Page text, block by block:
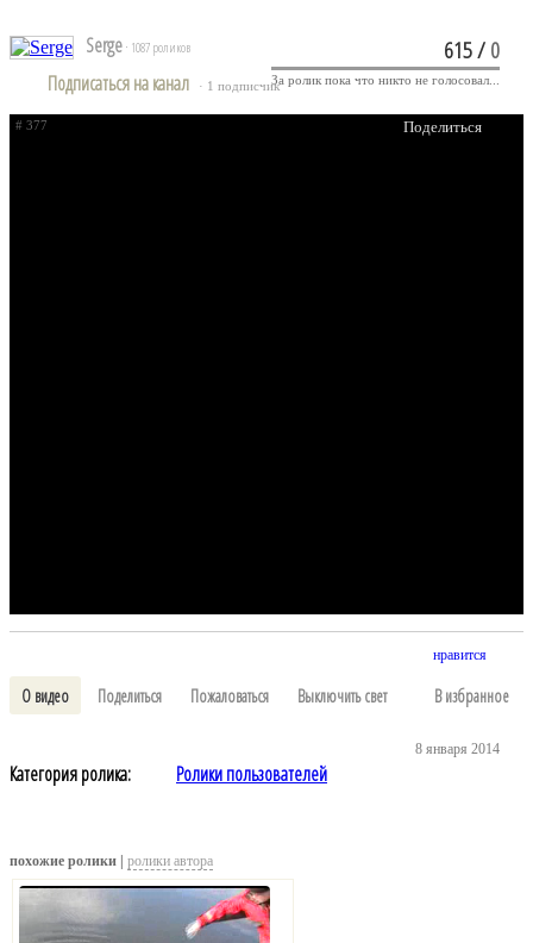
Serge · 1087 роликов
Подписаться на канал · 1 подписчик
# 377 Поделиться
615/0
За ролик пока что никто не голосовал...
нравится
О видео Поделиться Пожаловаться Выключить свет В избранное
Категория ролика: Ролики пользователей
8 января 2014
похожие ролики | ролики автора